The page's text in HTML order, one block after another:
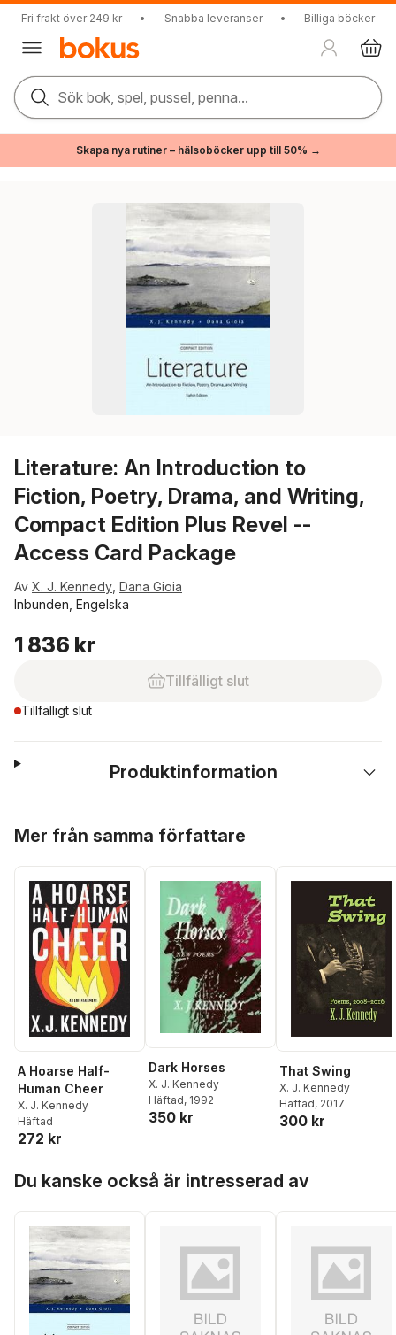
Fri frakt över 249 kr • Snabba leveranser • Billiga böcker
Sök bok, spel, pussel, penna...
Skapa nya rutiner – hälsoböcker upp till 50% →
Literature: An Introduction to
Fiction, Poetry, Drama, and Writing,
Compact Edition Plus Revel --
Access Card Package
Av X. J. Kennedy Dana Gioia
Inbunden, Engelska
1 836 kr
Tillfälligt slut
Tillfälligt slut
Produktinformation
Mer från samma författare
A Hoarse Half-
Human Cheer
X. J. Kennedy
Häftad
272 kr
Dark Horses
X. J. Kennedy
Häftad, 1992
350 kr
That Swing
X. J. Kennedy
Häftad, 2017
300 kr
Du kanske också är intresserad av